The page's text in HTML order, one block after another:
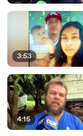
3:53
4:15